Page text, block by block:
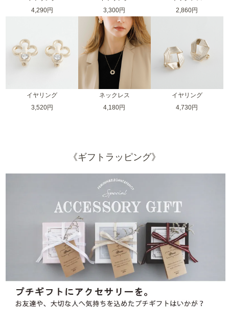
4,290円
3,300円
2,860円
イヤリング
3,520円
ネックレス
4,180円
イヤリング
4,730円
《ギフトラッピング》